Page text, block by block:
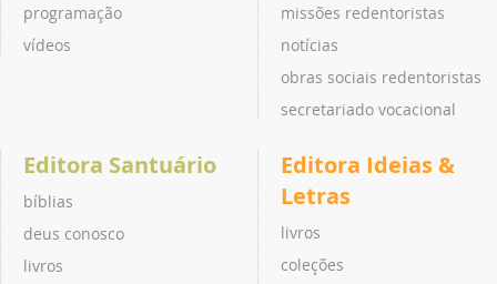
programação
vídeos
missões redentoristas
notícias
obras sociais redentoristas
secretariado vocacional
Editora Santuário
bíblias
deus conosco
livros
Editora Ideias &
Letras
livros
coleções